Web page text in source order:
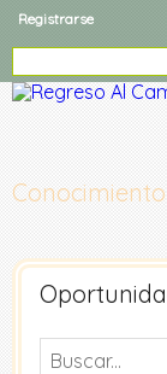
Registrarse